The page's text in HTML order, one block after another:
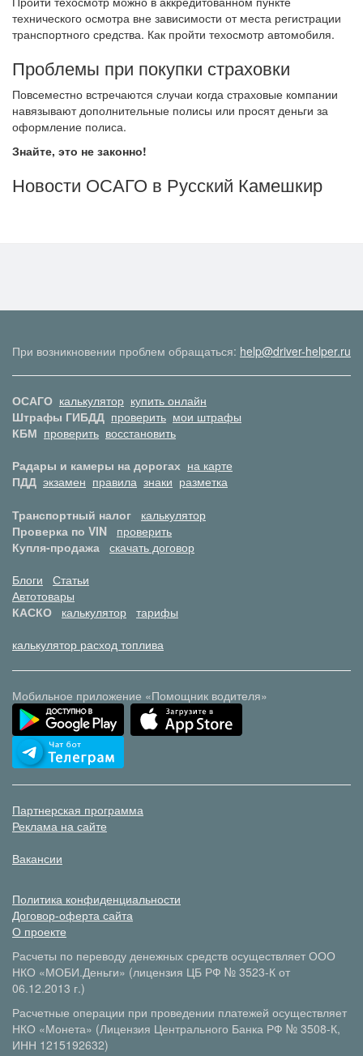
технического осмотра вне зависимости от места регистрации
транспортного средства. Как пройти техосмотр автомобиля.
Проблемы при покупки страховки
Повсеместно встречаются случаи когда страховые компании
навязывают дополнительные полисы или просят деньги за
оформление полиса.
Знайте, это не законно!
Новости ОСАГО в Русский Камешкир
При возникновении проблем обращаться: help@driver-helper.ru
ОСАГО калькулятор купить онлайн
Штрафы ГИБДД проверить мои штрафы
КБМ проверить восстановить
Радары и камеры на дорогах на карте
ПДД экзамен правила знаки разметка
Транспортный налог
калькулятор
Проверка по VIN
проверить
Купля-продажа скачать договор
Блоги
Статьи
Автотовары
КАСКО
калькулятор тарифы
калькулятор расход топлива
Мобильное приложение «Помощник водителя»
Партнерская программа
Реклама на сайте
Вакансии
Политика конфиденциальности
Договор-оферта сайта
О проекте
Расчеты по переводу денежных средств осуществляет ООО
НКО «МОБИ.Деньги» (лицензия ЦБ РФ № 3523-К от
06.12.2013 г.)
Расчетные операции при проведении платежей осуществляет
НКО «Монета» (Лицензия Центрального Банка РФ № 3508-К,
ИНН 1215192632)